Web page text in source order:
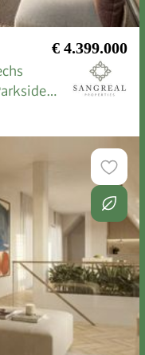
€ 4.399.000